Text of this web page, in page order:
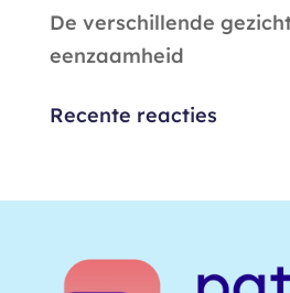
De verschillende
eenzaamheid
Recente reacties